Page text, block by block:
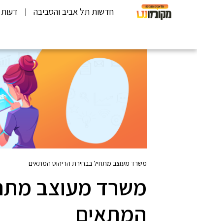
חדשות תל אביב והסביבה דעות
משרד מעוצב מתחיל בבחירת הריהוט המתאים
משרד מעוצב
המתאים